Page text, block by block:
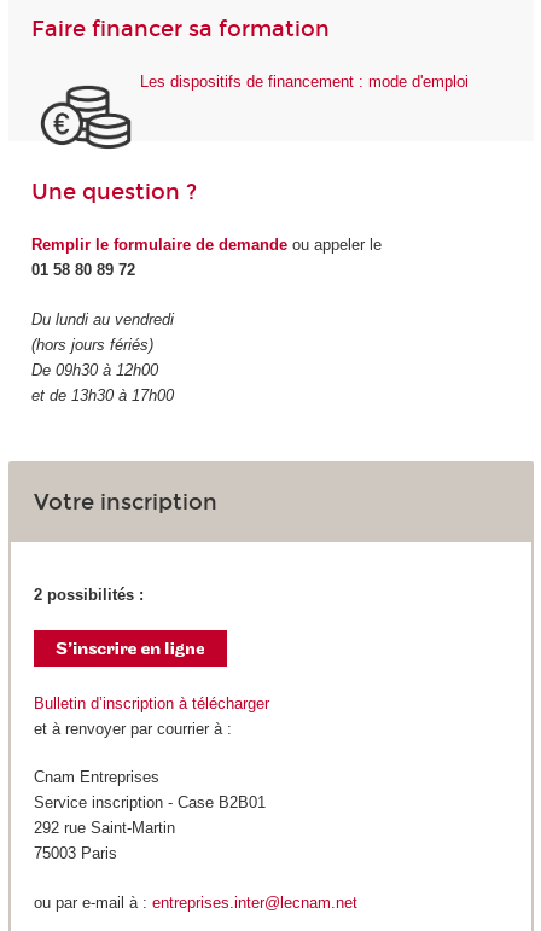
Faire financer sa formation
Les dispositifs de financement : mode d'emploi
Une question ?
Remplir le formulaire de demandeou appeler le
01 58 80 89 72
Du lundi au vendredi
(hors jours fériés)
De 09h30 à 12h00
et de 13h30 à 17h00
Votre inscription
2 possibilités :
Bulletin d’inscription à télécharger
et à renvoyer par courrier à :
Cnam Entreprises
Service inscription - Case B2B01
292 rue Saint-Martin
75003 Paris
ou par e-mail à : entreprises.inter@lecnam.net